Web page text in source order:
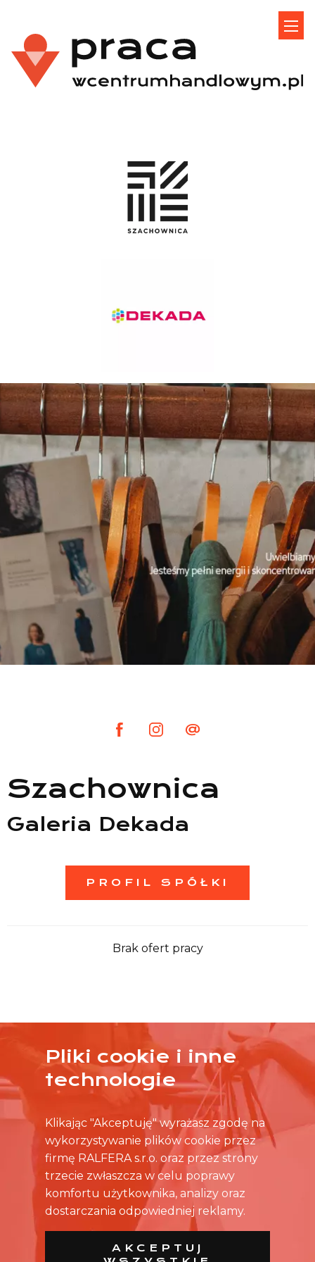
Lista sklepów
Szachownica
Galeria Dekada
PROFIL SPÓŁKI
Brak ofert pracy
ŻADNA OFERTA CIĘ NIE ZAINTERESOWAŁA?
SKONTAKTUJ SIĘ BEZPOŚREDNIO ZE SKLEPEM.
Pliki cookie i inne
technologie
Klikając "Akceptuję" wyrażasz zgodę na
wykorzystywanie plików cookie przez
firmę RALFERA s.r.o. oraz przez strony
trzecie zwłaszcza w celu poprawy
komfortu użytkownika, analizy oraz
dostarczania odpowiedniej reklamy.
AKCEPTUJ